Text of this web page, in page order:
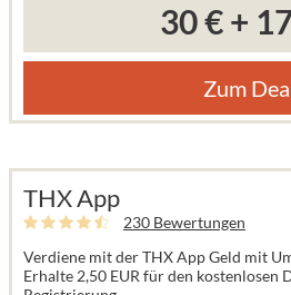
30 €+
Zum
THX App
230 Bewertungen
Verdiene mit der THX App Geld mit
Erhalte 2,50 EUR für den kostenlosen